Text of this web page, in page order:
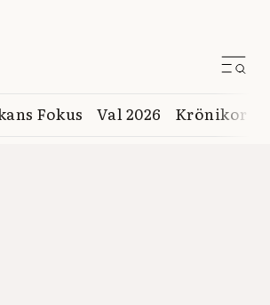
Fokus Val 2026 Krönikor